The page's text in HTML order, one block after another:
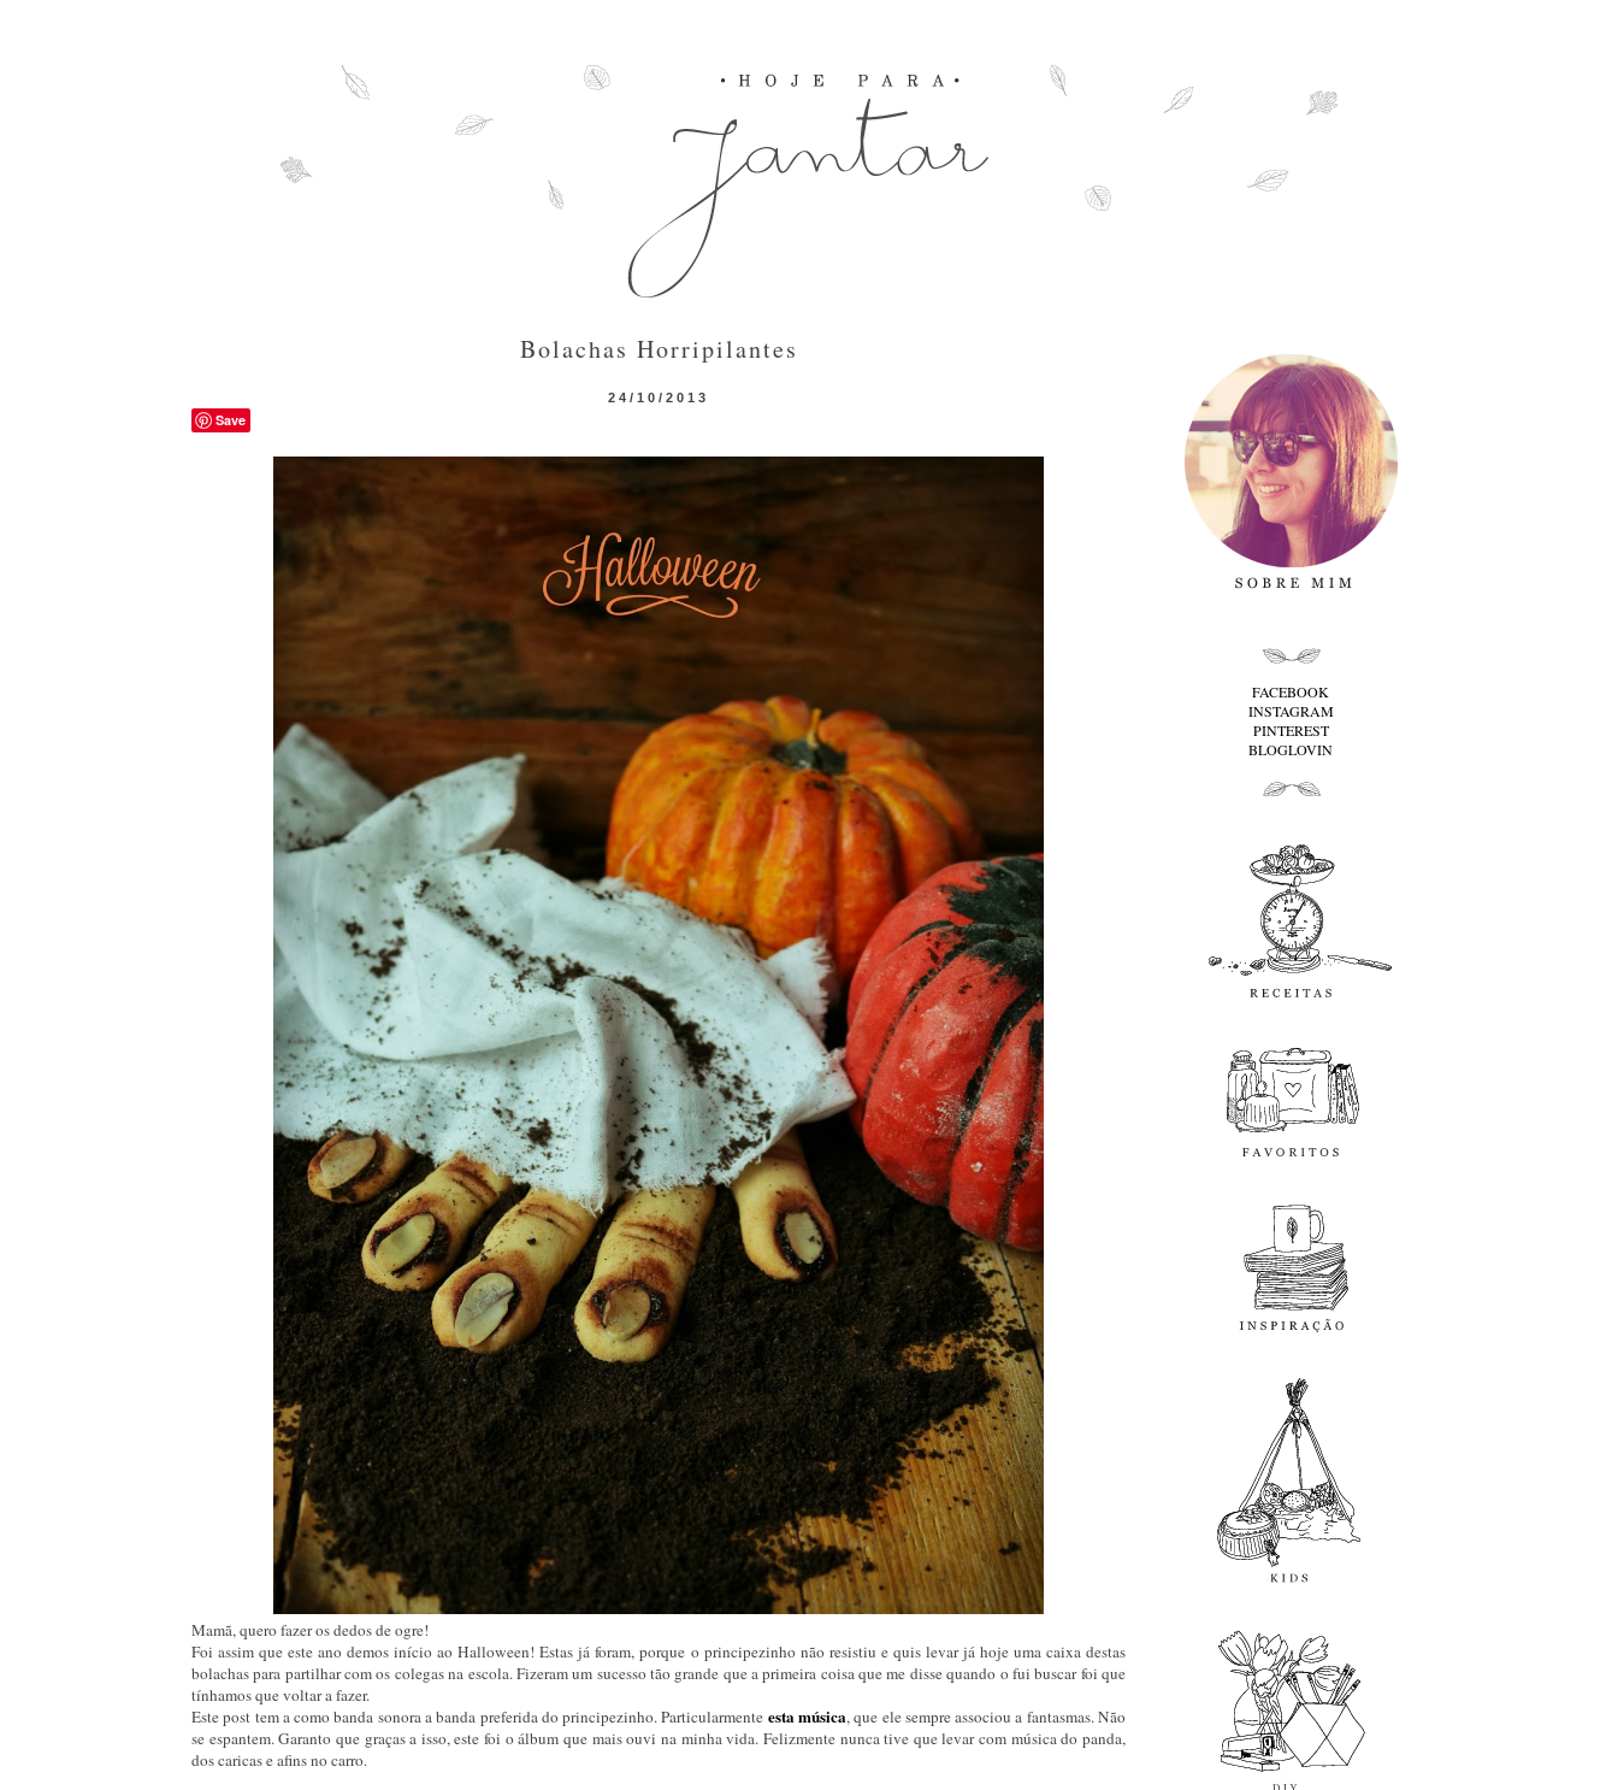
24/10/2013
Bolachas Horripilantes
Save
Mamã, quero fazer os dedos de ogre!
Foi assim que este ano demos início ao Halloween! Estas já foram, porque o principezinho não resistiu e quis levar já hoje uma caixa destas
bolachas para partilhar com os colegas na escola. Fizeram um sucesso tão grande que a primeira coisa que me disse quando o fui buscar foi que
tínhamos que voltar a fazer.
Este post tem a como banda sonora a banda preferida do principezinho. Particularmente esta música, que ele sempre associou a fantasmas. Não
se espantem. Garanto que graças a isso, este foi o álbum que mais ouvi na minha vida. Felizmente nunca tive que levar com música do panda,
dos caricas e afins no carro.
FACEBOOK
INSTAGRAM
PINTEREST
BLOGLOVIN